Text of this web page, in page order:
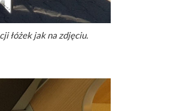
łóżek jak na zdjęciu.